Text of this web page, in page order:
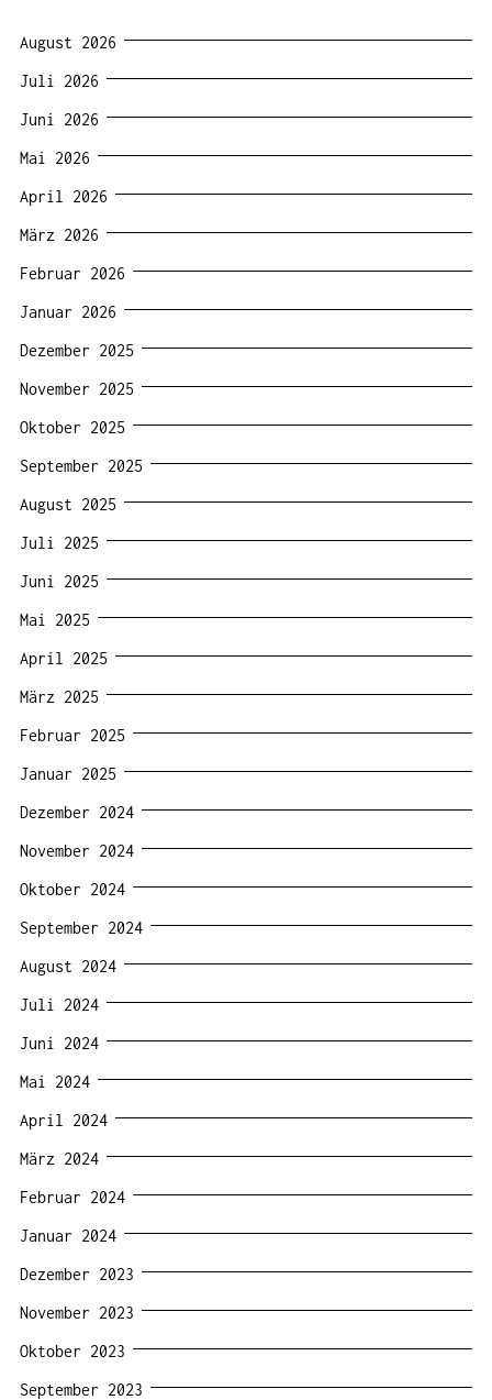
August 2026
Juli 2026
Juni 2026
Mai 2026
April 2026
März 2026
Februar 2026
Januar 2026
Dezember 2025
November 2025
Oktober 2025
September 2025
August 2025
Juli 2025
Juni 2025
Mai 2025
April 2025
März 2025
Februar 2025
Januar 2025
Dezember 2024
November 2024
Oktober 2024
September 2024
August 2024
Juli 2024
Juni 2024
Mai 2024
April 2024
März 2024
Februar 2024
Januar 2024
Dezember 2023
November 2023
Oktober 2023
September 2023